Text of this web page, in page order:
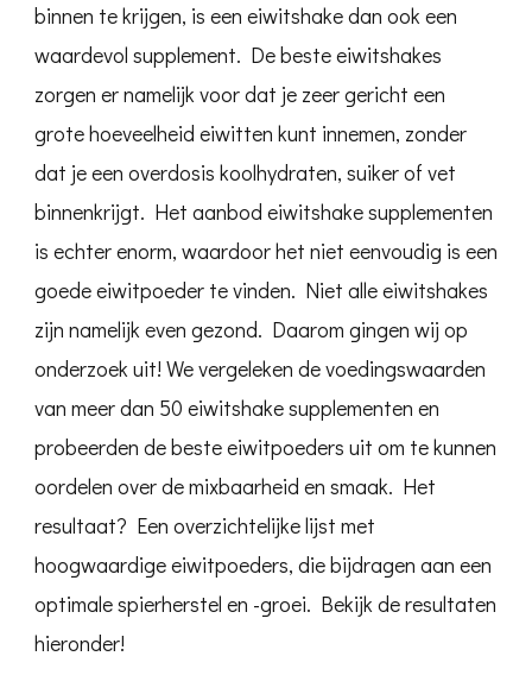
binnen te krijgen, is een eiwitshake dan ook een
waardevol supplement. De beste eiwitshakes
zorgen er namelijk voor dat je zeer gericht een
grote hoeveelheid eiwitten kunt innemen, zonder
dat je een overdosis koolhydraten, suiker of vet
binnenkrijgt. Het aanbod eiwitshake supplementen
is echter enorm, waardoor het niet eenvoudig is een
goede eiwitpoeder te vinden. Niet alle eiwitshakes
zijn namelijk even gezond. Daarom gingen wij op
onderzoek uit! We vergeleken de voedingswaarden
van meer dan 50 eiwitshake supplementen en
probeerden de beste eiwitpoeders uit om te kunnen
oordelen over de mixbaarheid en smaak. Het
resultaat? Een overzichtelijke lijst met
hoogwaardige eiwitpoeders, die bijdragen aan een
optimale spierherstel en -groei. Bekijk de resultaten
hieronder!